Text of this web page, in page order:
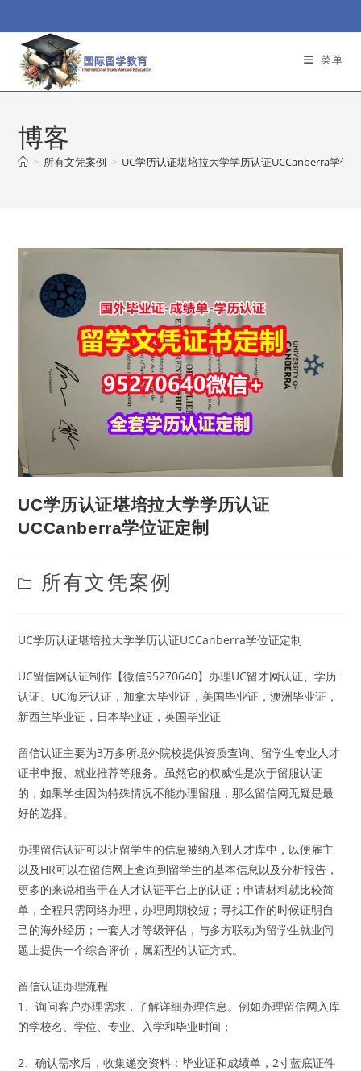
to
content
菜单
博客
> 所有文凭案例 > UC学历认证堪培拉大学学历认证UCCanberra学位
UC学历认证堪培拉大学学历认证
UCCanberra学位证定制
Post
category:
所有文凭案例
UC学历认证堪培拉大学学历认证UCCanberra学位证定制
UC留信网认证制作【微信95270640】办理UC留才网认证、学历
认证、UC海牙认证，加拿大毕业证，美国毕业证，澳洲毕业证，
新西兰毕业证，日本毕业证，英国毕业证
留信认证主要为3万多所境外院校提供资质查询、留学生专业人才
证书申报、就业推荐等服务。虽然它的权威性是次于留服认证
的，如果学生因为特殊情况不能办理留服，那么留信网无疑是最
好的选择。
办理留信认证可以让留学生的信息被纳入到人才库中，以便雇主
以及HR可以在留信网上查询到留学生的基本信息以及分析报告，
更多的来说相当于在人才认证平台上的认证；申请材料就比较简
单，全程只需网络办理，办理周期较短；寻找工作的时候证明自
己的海外经历；一套人才等级评估，与多方联动为留学生就业问
题上提供一个综合评价，属新型的认证方式。
留信认证办理流程
1、询问客户办理需求，了解详细办理信息。例如办理留信网入库
的学校名、学位、专业、入学和毕业时间；
2、确认需求后，收集递交资料：毕业证和成绩单，2寸蓝底证件